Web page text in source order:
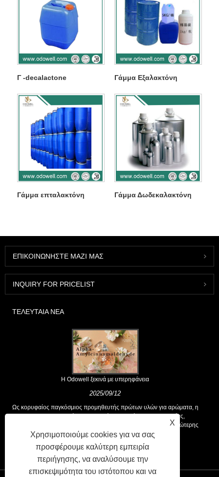
Γ -decalactone Γάμμα Εξαλακτόνη
Γάμμα επταλακτόνη Γάμμα Δωδεκαλακτόνη
ΕΠΙΚΟΙΝΩΝΉΣΤΕ ΜΑΖΊ ΜΑΣ
INQUIRY FOR PRICELIST
ΤΕΛΕΥΤΑΊΑ ΝΈΑ
Η Odowell ξεκινά με υπερηφάνεια
2025/09/12
Ως κορυφαίος παγκόσμιος προμηθευτής πρώτων υλών για αρώματα, η
Odowell υποστηρίζει μια βασική φιλοσοφία της "καινοτομίας,
επικεντρωμένης στην ποιότητα", που παρέχει σταθερά λύσεις ανώτερης
αρωτικής στους πελάτες παγκοσμίως.
X
Χρησιμοποιούμε cookies για να σας
προσφέρουμε καλύτερη εμπειρία
περιήγησης, να αναλύσουμε την
επισκεψιμότητα του ιστότοπου και να